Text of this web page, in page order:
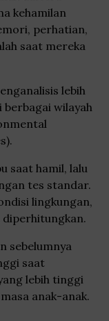
kehamilan
perhatian,
saat mereka
lebih
wilayah
saat hamil, lalu
tes standar.
lingkungan,
diperhitungkan.
sebelumnya
saat
lebih tinggi
anak-anak.